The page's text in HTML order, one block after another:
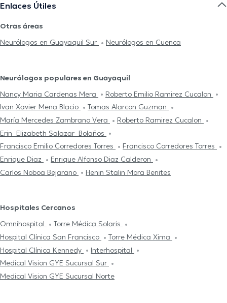
Enlaces Útiles
Otras áreas
Neurólogos en Guayaquil Sur
Neurólogos en Cuenca
Neurólogos populares en Guayaquil
Nancy Maria Cardenas Mera
Roberto Emilio Ramirez Cucalon
Ivan Xavier Mena Blacio
Tomas Alarcon Guzman
María Mercedes Zambrano Vera
Roberto Ramirez Cucalon
Erin Elizabeth Salazar Bolaños
Francisco Emilio Corredores Torres
Francisco Corredores Torres
Enrique Diaz
Enrique Alfonso Diaz Calderon
Carlos Noboa Bejarano
Henin Stalin Mora Benites
Hospitales Cercanos
Omnihospital
Torre Médica Solaris
Hospital Clínica San Francisco
Torre Médica Xima
Hospital Clínica Kennedy
Interhospital
Medical Vision GYE Sucursal Sur
Medical Vision GYE Sucursal Norte